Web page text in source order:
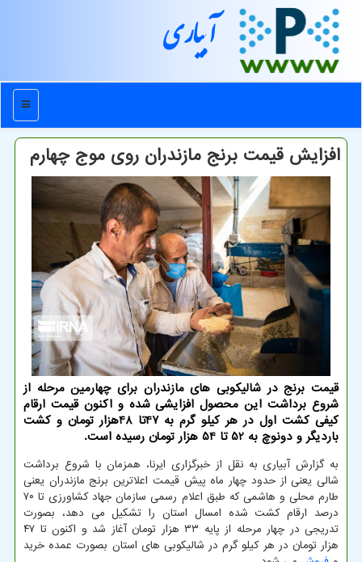
آبیاری
منو
افزایش قیمت برنج مازندران روی موج چهارم
قیمت برنج در شالیکوبی های مازندران برای چهارمین مرحله از
شروع برداشت این محصول افزایشی شده و اکنون قیمت ارقام
کیفی کشت اول در هر کیلو گرم به 47تا 48هزار تومان و کشت
باردیگر و دونوچ به 52 تا 54 هزار تومان رسیده است.
به گزارش آبیاری به نقل از خبرگزاری ایرنا، همزمان با شروع برداشت
شالی یعنی از حدود چهار ماه پیش قیمت اعلاترین برنج مازندران یعنی
طارم محلی و هاشمی که طبق اعلام رسمی سازمان جهاد کشاورزی تا ۷۰
درصد ارقام کشت شده امسال استان را تشکیل می دهد، بصورت
تدریجی در چهار مرحله از پایه ۳۳ هزار تومان آغاز شد و اکنون تا ۴۷
هزار تومان در هر کیلو گرم در شالیکوبی های استان بصورت عمده خرید